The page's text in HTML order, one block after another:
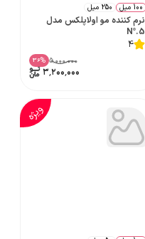
100 میل 250 میل
نرم کننده مو اولاپلکس مدل
Nº.5
4
۵٬۰۰۰٬۰۰۰ %
36
۳٬۲۰۰٬۰۰۰
ویژه